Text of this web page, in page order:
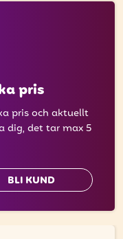
pris
pris och aktuellt
dig, det tar max 5
BLI KUND